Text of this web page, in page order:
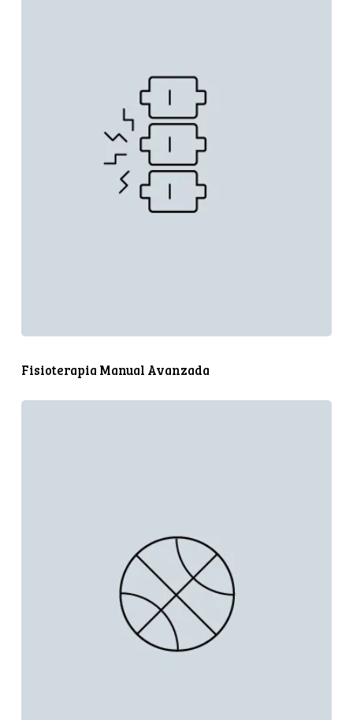
Fisioterapia Manual Avanzada